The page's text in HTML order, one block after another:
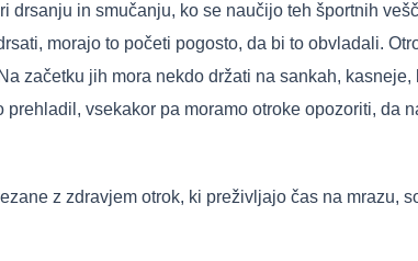
in smučanju, ko se naučijo teh športnih
morajo to početi pogosto, da bi to obvladali.
začetku jih mora nekdo držati na sankah,
vsekakor pa moramo otroke opozoriti, da
z zdravjem otrok, ki preživljajo čas na mrazu,